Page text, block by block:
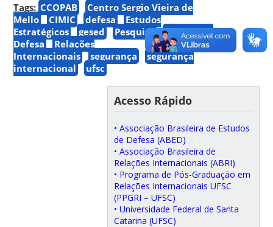
Tags: CCOPAB
Centro Sergio Vieira de
Mello
CIMIC defesa
Estudos
Estratégicos
gesed Pesquisa
Política de
Defesa
Relações
Internacionais
segurança
segurança
internacional
ufsc
Acesso Rápido
• Associação Brasileira de Estudos
de Defesa (ABED)
• Associação Brasileira de
Relações Internacionais (ABRI)
• Programa de Pós-Graduação em
Relações Internacionais UFSC
(PPGRI – UFSC)
• Universidade Federal de Santa
Catarina (UFSC)